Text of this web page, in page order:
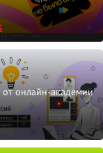
от онлайн-академии